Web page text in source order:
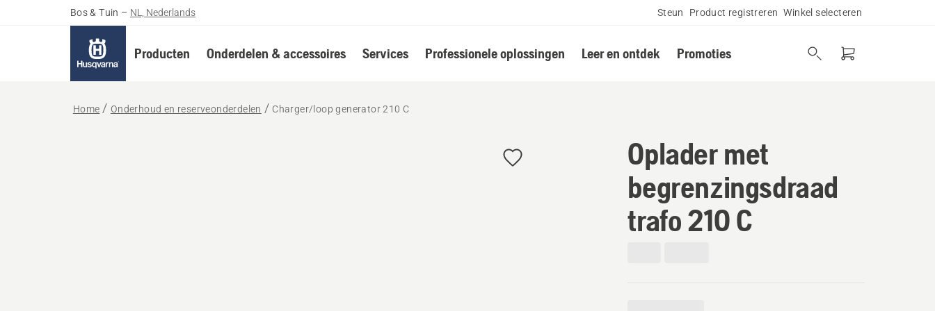
Bos & Tuin – NL, Nederlands Steun Product registreren Winkel selecteren
Producten Onderdelen & accessoires Services Professionele oplossingen Leer en ontdek Promoties
Home Onderhoud en reserveonderdelen Charger/loop generator 210 C
Oplader met
begrenzingsdraad
trafo 210 C